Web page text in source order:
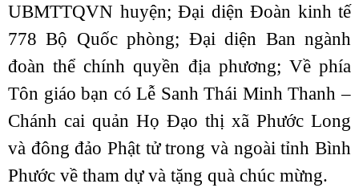
UBMTTQVN huyện; Đại diện Đoàn kinh tế
778 Bộ Quốc phòng; Đại diện Ban ngành
đoàn thể chính quyền địa phương; Về phía
Tôn giáo bạn có Lễ Sanh Thái Minh Thanh –
Chánh cai quản Họ Đạo thị xã Phước Long
và đông đảo Phật tử trong và ngoài tỉnh Bình
Phước về tham dự và tặng quà chúc mừng.